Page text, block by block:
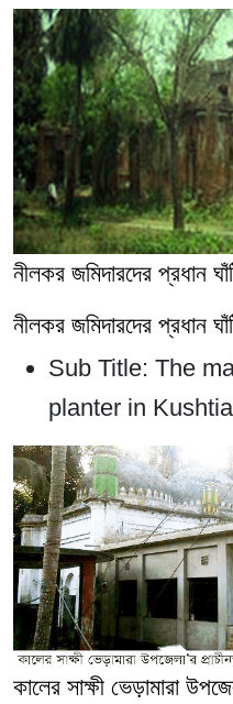
নীলকর জমিদারদের প্রধান
নীলকর জমিদারদের প্রধান
Sub Title: The
planter in Kushtia
কালের সাক্ষী ভেড়ামারা